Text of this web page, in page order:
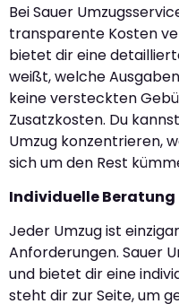
Bei Sauer
transparente Kosten
bietet dir eine
weißt, welche
keine versteckten
Zusatzkosten. Du
Umzug konzentrieren,
sich um den Rest
Individuelle Beratung
Jeder Umzug ist
Anforderungen. Sauer
und bietet dir eine
steht dir zur Seite, um